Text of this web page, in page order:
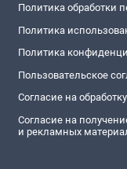
Политика обработки
Политика
Политика
Пользовательское
Согласие на
Согласие на
и рекламных